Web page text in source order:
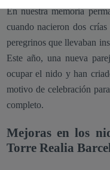
En nuestra memoria
cuando nacieron dos
peregrinos que llevaban
Este año, una nueva
ocupar el nido y han
motivo de celebración
completo.
Mejoras en los
Torre Realia